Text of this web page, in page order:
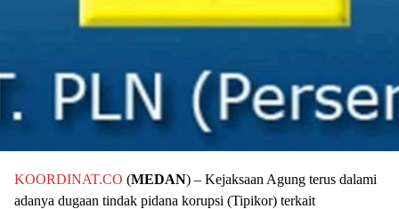
KOORDINAT.CO (MEDAN) – Kejaksaan Agung terus dalami
adanya dugaan tindak pidana korupsi (Tipikor) terkait